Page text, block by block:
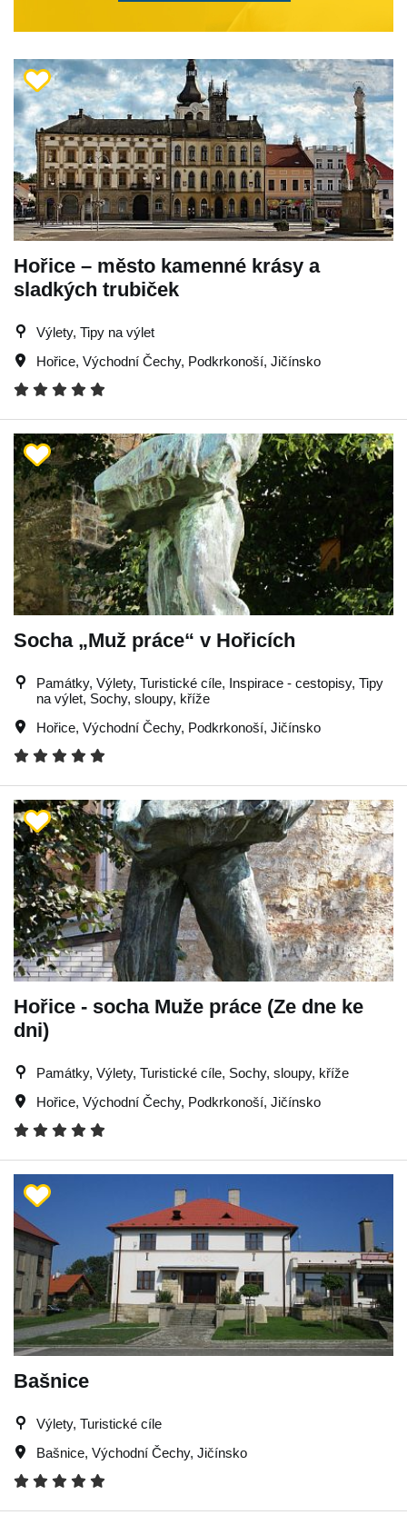
Hořice – město kamenné krásy a
sladkých trubiček
Výlety, Tipy na výlet
Hořice, Východní Čechy, Podkrkonoší, Jičínsko
Socha „Muž práce“ v Hořicích
Památky, Výlety, Turistické cíle, Inspirace - cestopisy, Tipy
na výlet, Sochy, sloupy, kříže
Hořice, Východní Čechy, Podkrkonoší, Jičínsko
Hořice - socha Muže práce (Ze dne ke
dni)
Památky, Výlety, Turistické cíle, Sochy, sloupy, kříže
Hořice, Východní Čechy, Podkrkonoší, Jičínsko
Bašnice
Výlety, Turistické cíle
Bašnice, Východní Čechy, Jičínsko